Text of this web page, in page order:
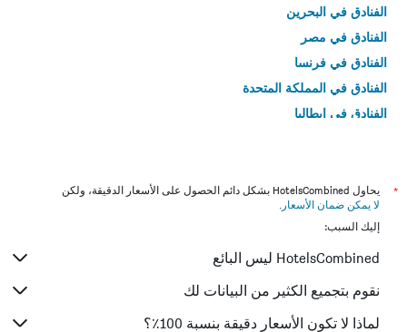
الفنادق في البحرين
الفنادق في مصر
الفنادق في فرنسا
الفنادق في المملكة المتحدة
الفنادق في إيطاليا
*
يحاول HotelsCombined بشكل دائم الحصول على الأسعار الدقيقة، ولكن
لا يمكن ضمان الأسعار .
إليك السبب:
HotelsCombined ليس البائع
نقوم بتجميع الكثير من البيانات لك
لماذا لا تكون الأسعار دقيقة بنسبة 100٪؟